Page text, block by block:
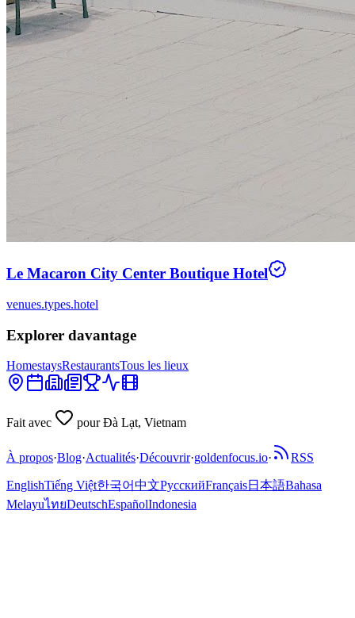
Le Macaron City Center Boutique Hotel
venues.types.hotel
Explorer davantage
HomestaysRestaurantsTous les lieux
Fait avec pour Đà Lạt, Vietnam
À propos·Blog·Actualités·Découvrir·goldenfocus.io· RSS
EnglishTiếng Việt한국어中文РусскийFrançais日本語Bahasa
MelayuไทยDeutschEspañolIndonesia